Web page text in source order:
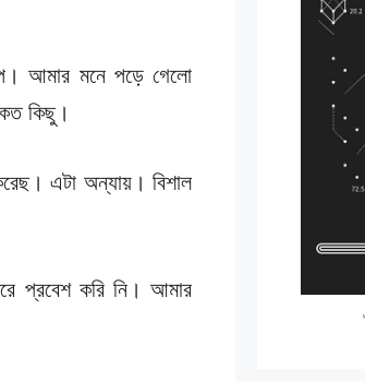
আমার মনে পড়ে গেলো
কত কিছু।
এটা অন্যায়। বিশাল
প্রবেশ করি নি। আমার